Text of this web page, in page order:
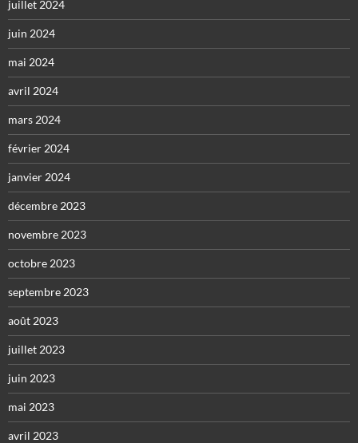
juillet 2024
juin 2024
mai 2024
avril 2024
mars 2024
février 2024
janvier 2024
décembre 2023
novembre 2023
octobre 2023
septembre 2023
août 2023
juillet 2023
juin 2023
mai 2023
avril 2023